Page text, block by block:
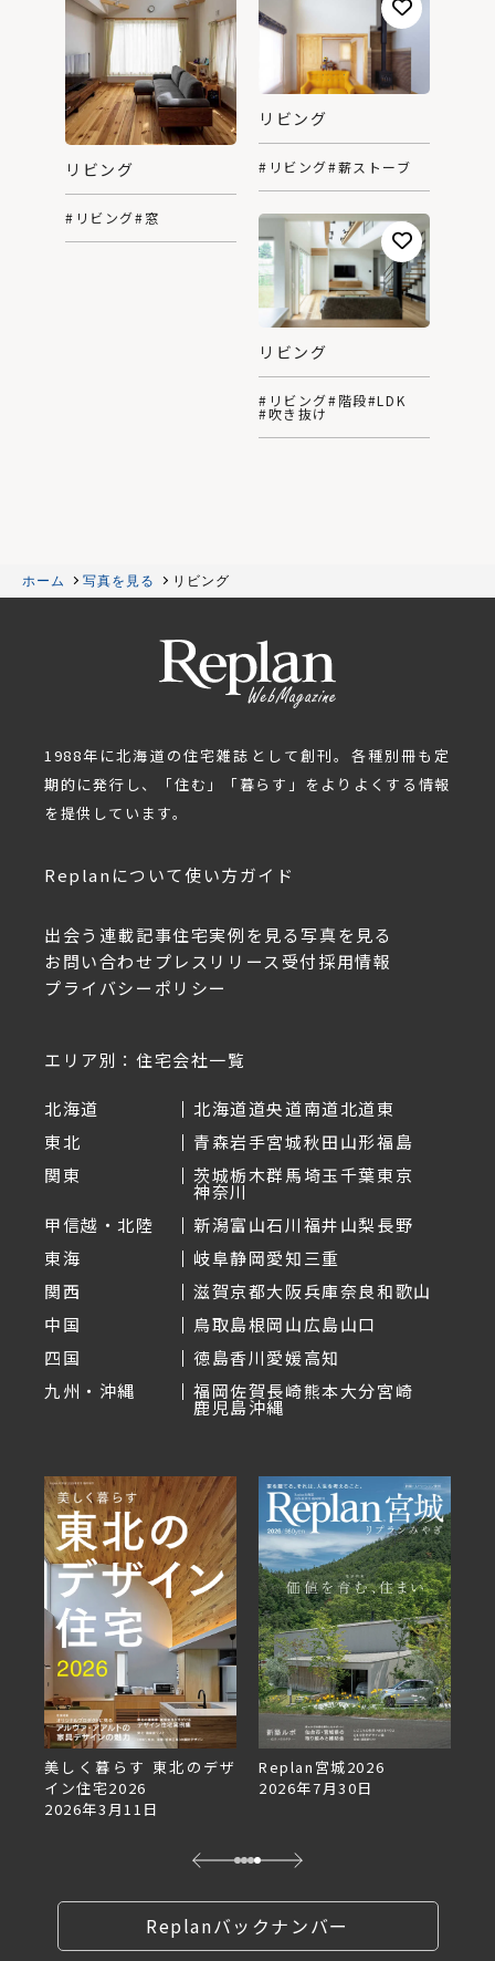
リビング
#リビング#窓
リビング
#リビング#薪ストーブ
リビング
#リビング#階段#LDK
#吹き抜け
ホーム 写真を見る リビング
1988年に北海道の住宅雑誌として創刊。各種別冊も定
期的に発行し、「住む」「暮らす」をよりよくする情報
を提供しています。
Replanについて使い方ガイド
出会う 連載記事住宅実例を見る写真を見る
お問い合わせ プレスリリース受付採用情報
プライバシーポリシー
エリア別：住宅会社一覧
北海道 北海道道央道南道北道東
東北
青森岩手宮城秋田山形福島
関東
茨城栃木群馬埼玉千葉東京
神奈川
甲信越・北陸
新潟富山石川福井山梨長野
東海
岐阜静岡愛知三重
関西
滋賀京都大阪兵庫奈良和歌山
中国
鳥取島根岡山広島山口
四国
徳島香川愛媛高知
九州・沖縄
福岡佐賀長崎熊本大分宮崎
鹿児島沖縄
美しく暮らす 東北のデザ
イン住宅2026
2026年3月11日
Replan宮城2026
2026年7月30日
Replanバックナンバー